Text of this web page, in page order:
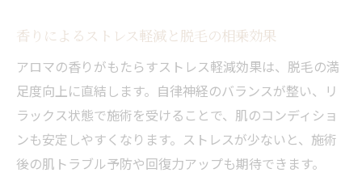
香りによるストレス軽減と脱毛の相乗効果
アロマの香りがもたらすストレス軽減効果は、脱毛の満
足度向上に直結します。自律神経のバランスが整い、リ
ラックス状態で施術を受けることで、肌のコンディショ
ンも安定しやすくなります。ストレスが少ないと、施術
後の肌トラブル予防や回復力アップも期待できます。